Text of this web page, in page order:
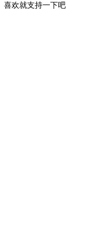
喜欢就支持一下吧